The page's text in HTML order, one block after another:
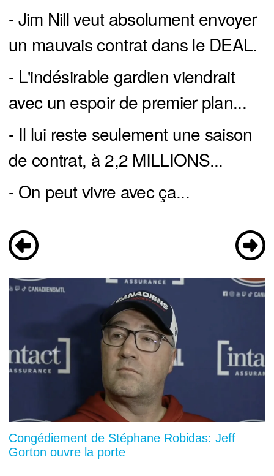
- Jim Nill veut absolument envoyer
un mauvais contrat dans le DEAL.
- L'indésirable gardien viendrait
avec un espoir de premier plan...
- Il lui reste seulement une saison
de contrat, à 2,2 MILLIONS...
- On peut vivre avec ça...
Congédiement de Stéphane Robidas: Jeff
Gorton ouvre la porte